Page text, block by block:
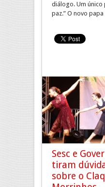
diálogo. Um único
paz.” O novo papa
Sesc e
tiram
sobre o